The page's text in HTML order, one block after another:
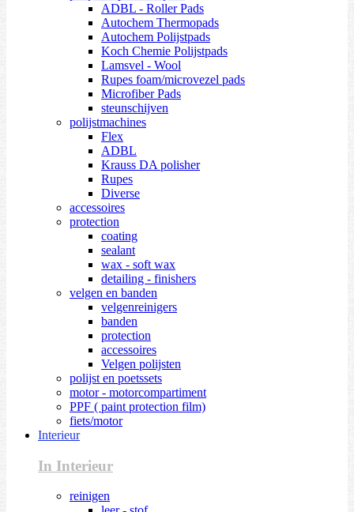
ADBL - Roller Pads
Autochem Thermopads
Autochem Polijstpads
Koch Chemie Polijstpads
Lamsvel - Wool
Rupes foam/microvezel pads
Microfiber Pads
steunschijven
polijstmachines
Flex
ADBL
Krauss DA polisher
Rupes
Diverse
accessoires
protection
coating
sealant
wax - soft wax
detailing - finishers
velgen en banden
velgenreinigers
banden
protection
accessoires
Velgen polijsten
polijst en poetssets
motor - motorcompartiment
PPF ( paint protection film)
fiets/motor
Interieur
In Interieur
reinigen